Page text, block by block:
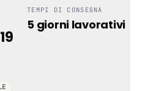
TEMPI DI CONSEGNA
5 giorni lavorativi